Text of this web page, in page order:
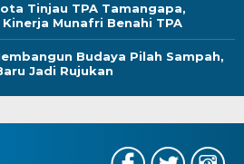
Tinjau TPA Tamangapa,
Munafri Benahi TPA
Budaya Pilah Sampah,
Jadi Rujukan